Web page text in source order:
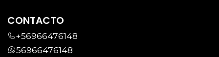
CONTACTO
+56966476148
56966476148